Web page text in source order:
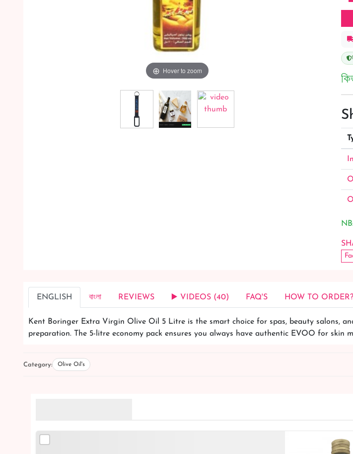
Hover to zoom
ENGLISH বাংলা REVIEWS ▶️ VIDEOS (40) FAQ'S HOW TO ORDER?
Kent Boringer Extra Virgin Olive Oil 5 Litre is the smart choice for spas, beauty salons,
preparation. The 5-litre economy pack ensures you always have authentic EVOO for
Category: Olive Oil's